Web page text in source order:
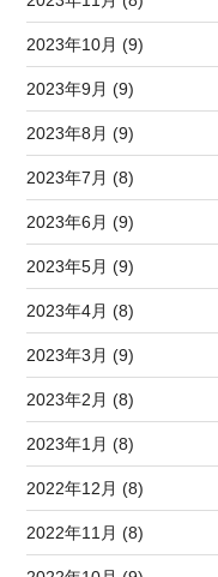
2023年10月 (9)
2023年9月 (9)
2023年8月 (9)
2023年7月 (8)
2023年6月 (9)
2023年5月 (9)
2023年4月 (8)
2023年3月 (9)
2023年2月 (8)
2023年1月 (8)
2022年12月 (8)
2022年11月 (8)